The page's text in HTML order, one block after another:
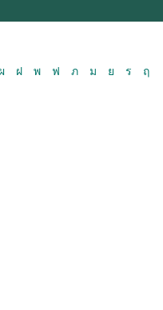
ผ ฝ พ ฟ ภ ม ย ร
ฤ